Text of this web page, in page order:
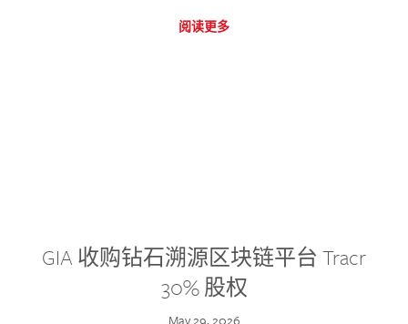
阅读更多
GIA 收购钻石溯源区块链平台 Tracr
30% 股权
May 29, 2026